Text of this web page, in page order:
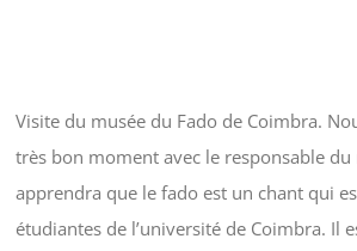
Visite du musée du Fado de Coimbra.
très bon moment avec le responsable du
apprendra que le fado est un chant qui
étudiantes de l’université de Coimbra. Il